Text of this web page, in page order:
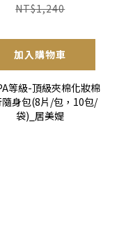
NT$1,240
加入購物車